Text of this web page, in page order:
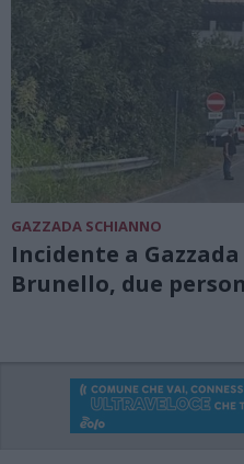
GAZZADA SCHIANNO
Incidente a
Brunello, due